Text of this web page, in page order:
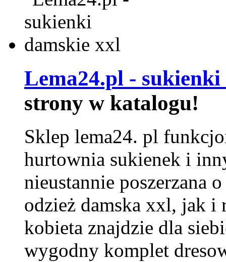
Lema24.pl -
strony w katalogu!
Sklep lema24. pl
hurtownia sukienek i
nieustannie poszerzana
odzież damska xxl, jak i
kobieta znajdzie dla
wygodny komplet